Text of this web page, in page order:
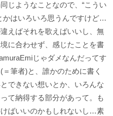
じようなことなので、“こうい
かはいろいろ思うんですけど…
えばそれを歌えばいいし、無
に合わせず、感じたことを書
じゃダメなんだってす
筆者)と、誰かのために書く
できない想いとか、いろんな
て納得する部分があって。も
ばいいのかもしれないし…素